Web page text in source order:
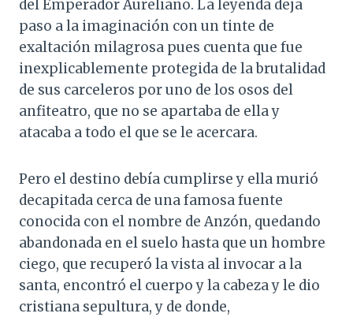
del Emperador Aureliano. La leyenda deja
paso a la imaginación con un tinte de
exaltación milagrosa pues cuenta que fue
inexplicablemente protegida de la brutalidad
de sus carceleros por uno de los osos del
anfiteatro, que no se apartaba de ella y
atacaba a todo el que se le acercara.
Pero el destino debía cumplirse y ella murió
decapitada cerca de una famosa fuente
conocida con el nombre de Anzón, quedando
abandonada en el suelo hasta que un hombre
ciego, que recuperó la vista al invocar a la
santa, encontró el cuerpo y la cabeza y le dio
cristiana sepultura, y de donde,